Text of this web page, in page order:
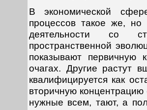
В экономической
процессов такое же, но
деятельности со
пространственной
показывают первичную
очагах. Другие растут
квалифицируется как
вторичную
нужные всем, тают, а